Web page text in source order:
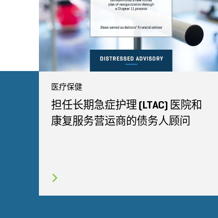
医疗保健
担任长期急症护理 (LTAC) 医院和
康复服务营运商的债务人顾问